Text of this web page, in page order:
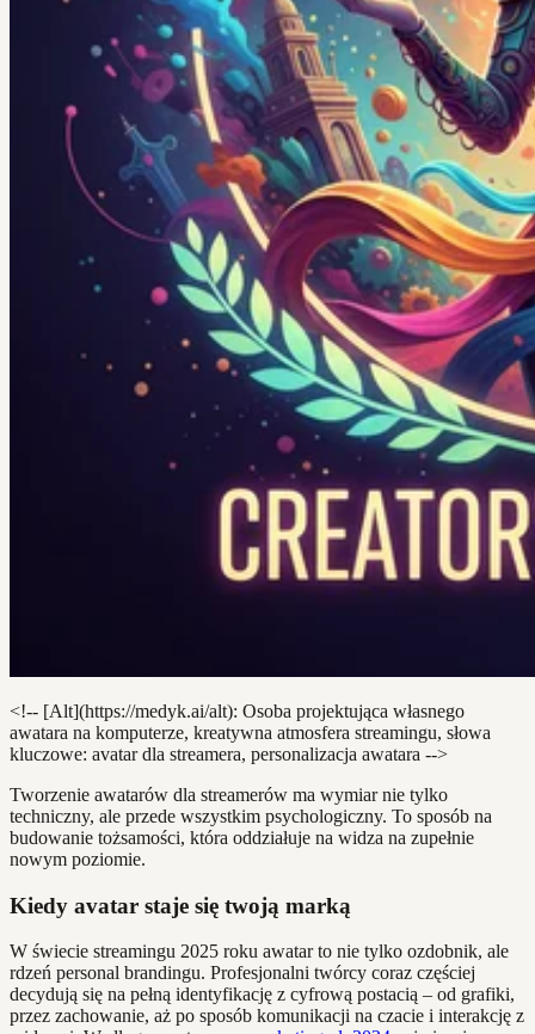
<!-- [Alt](https://medyk.ai/alt): Osoba projektująca własnego
awatara na komputerze, kreatywna atmosfera streamingu, słowa
kluczowe: avatar dla streamera, personalizacja awatara -->
Tworzenie awatarów dla streamerów ma wymiar nie tylko
techniczny, ale przede wszystkim psychologiczny. To sposób na
budowanie tożsamości, która oddziałuje na widza na zupełnie
nowym poziomie.
Kiedy avatar staje się twoją marką
W świecie streamingu 2025 roku awatar to nie tylko ozdobnik, ale
rdzeń personal brandingu. Profesjonalni twórcy coraz częściej
decydują się na pełną identyfikację z cyfrową postacią – od grafiki,
przez zachowanie, aż po sposób komunikacji na czacie i interakcję z